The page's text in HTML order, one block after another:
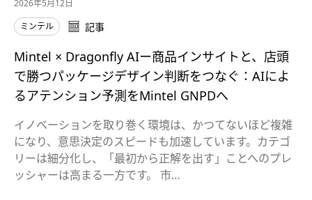
2026年5月12日
ミンテル
記事
Mintel × Dragonfly AIー商品インサイトと、店頭
で勝つパッケージデザイン判断をつなぐ：AIによ
るアテンション予測をMintel GNPDへ
イノベーションを取り巻く環境は、かつてないほど複雑
になり、意思決定のスピードも加速しています。カテゴ
リーは細分化し、「最初から正解を出す」ことへのプレ
ッシャーは高まる一方です。 市…